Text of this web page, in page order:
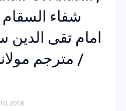
شفاء السقام
/ مترجم
2018